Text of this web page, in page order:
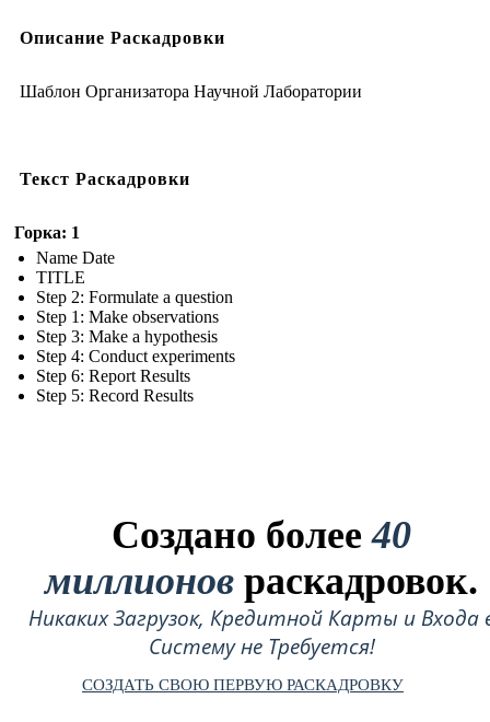
Описание Раскадровки
Шаблон Организатора Научной Лаборатории
Текст Раскадровки
Горка: 1
Name Date
TITLE
Step 2: Formulate a question
Step 1: Make observations
Step 3: Make a hypothesis
Step 4: Conduct experiments
Step 6: Report Results
Step 5: Record Results
Создано более40
миллионов раскадровок.
Никаких Загрузок, Кредитной Карты и Входа
Систему не Требуется!
СОЗДАТЬ СВОЮ ПЕРВУЮ РАСКАДРОВКУ